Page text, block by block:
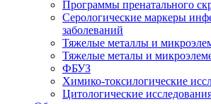
Программы пренатального
Серологические маркеры
заболеваний
Тяжелые металлы и
Тяжелые металы и
ФБУЗ
Химико-токсилогические
Цитологические